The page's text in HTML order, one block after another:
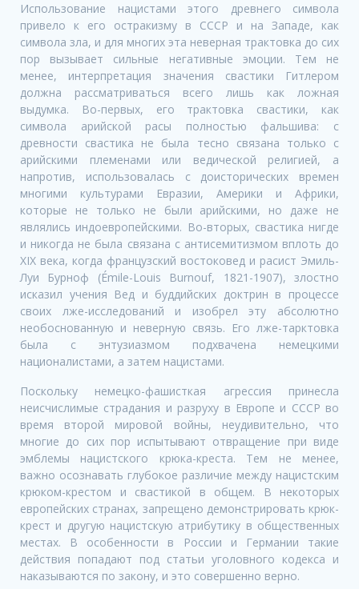
Использование нацистами этого древнего символа
привело к его остракизму в СССР и на Западе, как
символа зла, и для многих эта неверная трактовка до сих
пор вызывает сильные негативные эмоции. Тем не
менее, интерпретация значения свастики Гитлером
должна рассматриваться всего лишь как ложная
выдумка. Во-первых, его трактовка свастики, как
символа арийской расы полностью фальшива: с
древности свастика не была тесно связана только с
арийскими племенами или ведической религией, а
напротив, использовалась с доисторических времен
многими культурами Евразии, Америки и Африки,
которые не только не были арийскими, но даже не
являлись индоевропейскими. Во-вторых, свастика нигде
и никогда не была связана с антисемитизмом вплоть до
XIX века, когда французский востоковед и расист Эмиль-
Луи Бурноф (Émile-Louis Burnouf, 1821-1907), злостно
исказил учения Вед и буддийских доктрин в процессе
своих лже-исследований и изобрел эту абсолютно
необоснованную и неверную связь. Его лже-тарктовка
была с энтузиазмом подхвачена немецкими
националистами, а затем нацистами.
Поскольку немецко-фашисткая агрессия принесла
неисчислимые страдания и разруху в Европе и СССР во
время второй мировой войны, неудивительно, что
многие до сих пор испытывают отвращение при виде
эмблемы нацистского крюка-креста. Тем не менее,
важно осознавать глубокое различие между нацистским
крюком-крестом и свастикой в общем. В некоторых
европейских странах, запрещено демонстрировать крюк-
крест и другую нацистскую атрибутику в общественных
местах. В особенности в России и Германии такие
действия попадают под статьи уголовного кодекса и
наказываются по закону, и это совершенно верно.